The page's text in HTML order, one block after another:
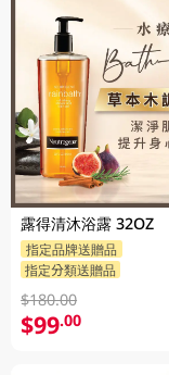
露得清沐浴露 32OZ
指定品牌送贈品
指定分類送贈品
$180.00
$99.00